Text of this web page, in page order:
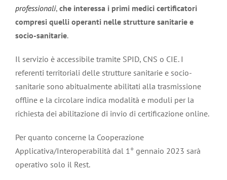
professionali, che interessa i primi medici certificatori
compresi quelli operanti nelle strutture sanitarie e
socio-sanitarie.
Il servizio è accessibile tramite SPID, CNS o CIE. I
referenti territoriali delle strutture sanitarie e socio-
sanitarie sono abitualmente abilitati alla trasmissione
offline e la circolare indica modalità e moduli per la
richiesta dei abilitazione di invio di certificazione online.
Per quanto concerne la Cooperazione
Applicativa/Interoperabilità dal 1° gennaio 2023 sarà
operativo solo il Rest.